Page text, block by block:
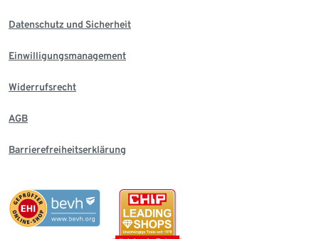
Datenschutz und Sicherheit
Einwilligungsmanagement
Widerrufsrecht
AGB
Barrierefreiheitserklärung